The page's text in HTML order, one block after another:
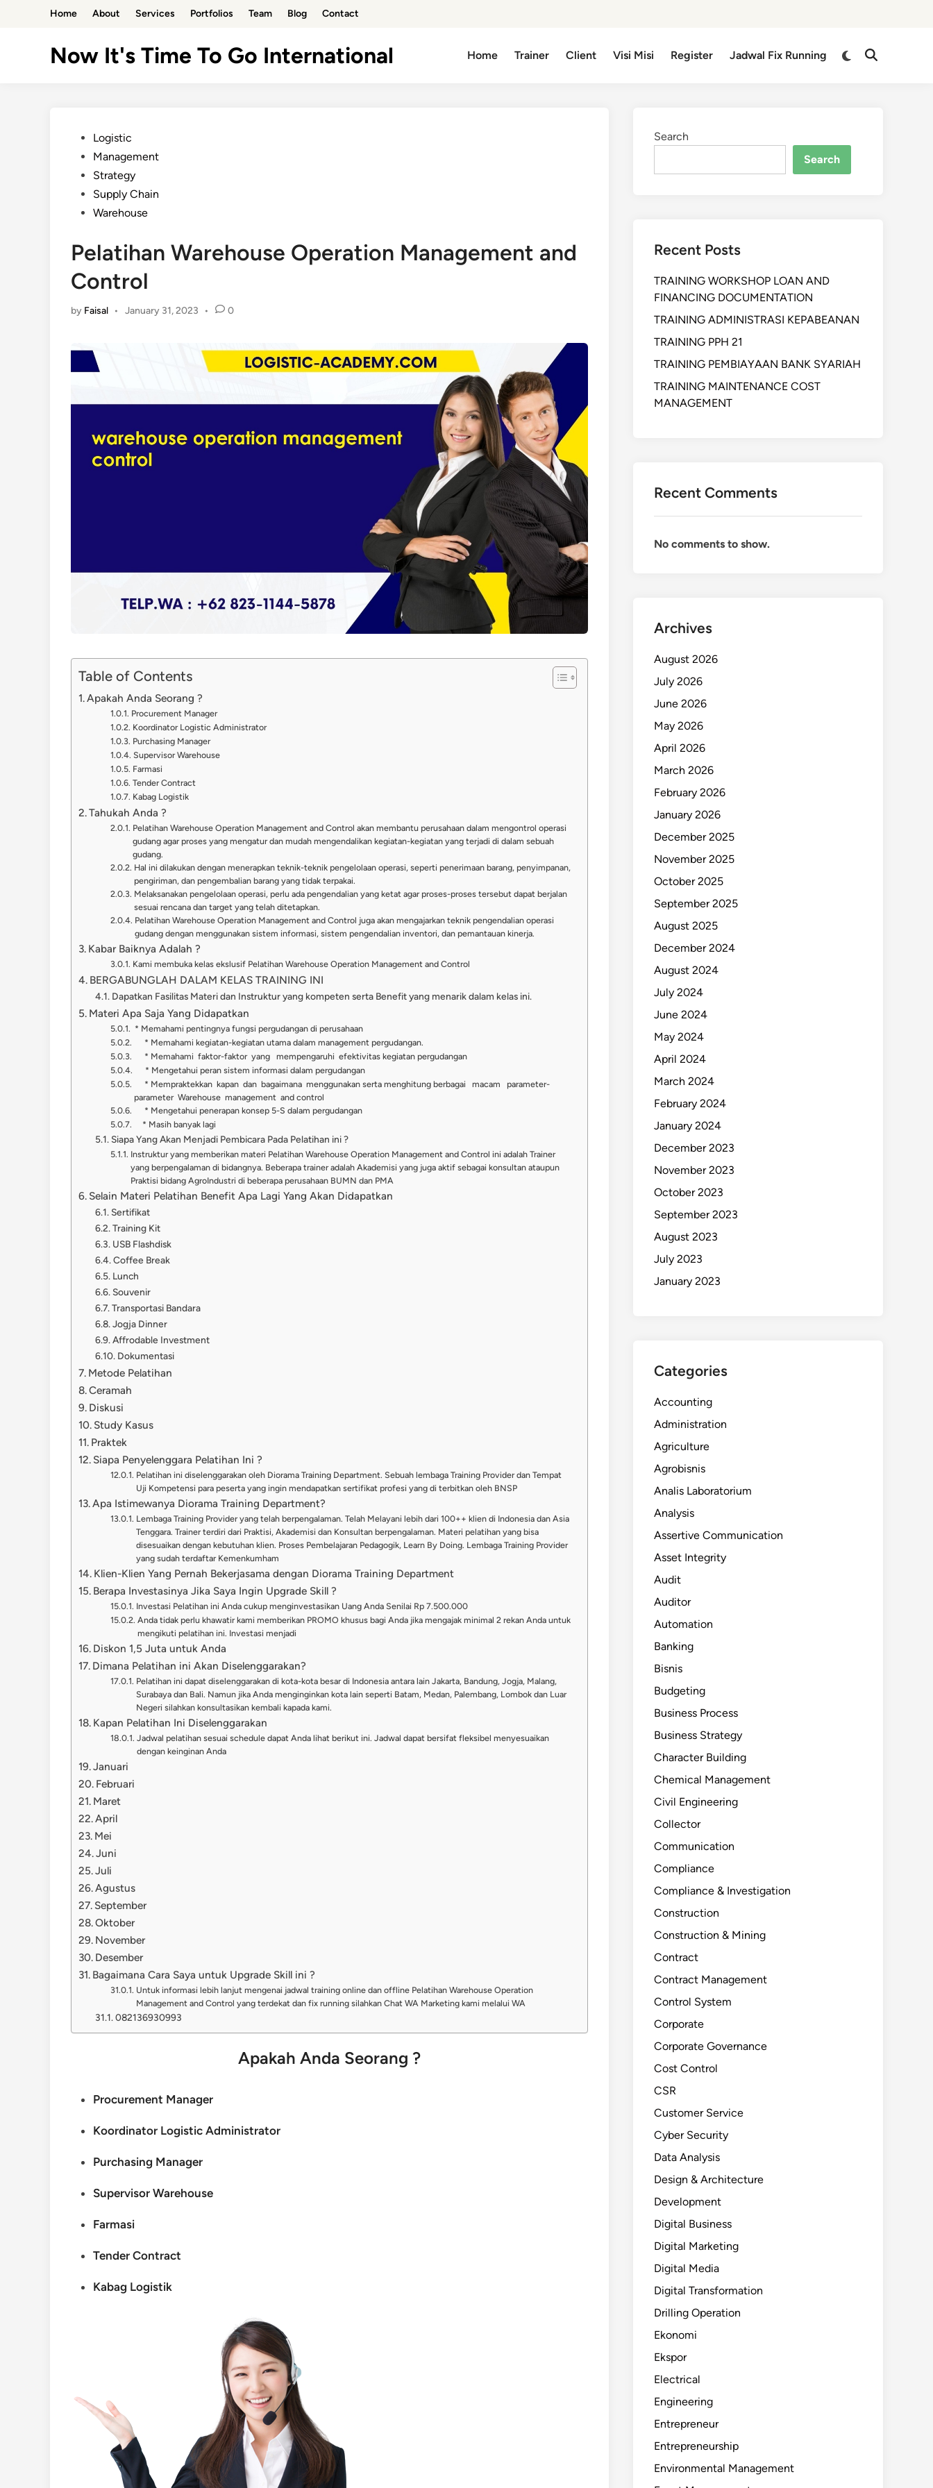
Home About Services Portfolios Team Blog Contact
Now It's Time To Go International Home Trainer Client Visi Misi Register Jadwal Fix Running
PostedLogistic
Management
Strategy
Supply Chain
Warehouse
Pelatihan Warehouse Operation Management and
Control
by Faisal • January 31, 2023 • 0
Table of Contents
Apakah Anda Seorang ?
Procurement Manager
Koordinator Logistic Administrator
Purchasing Manager
Supervisor Warehouse
Farmasi
Tender Contract
Kabag Logistik
Tahukah Anda ?
Pelatihan Warehouse Operation Management and Control akan membantu perusahaan dalam mengontrol operasi
gudang agar proses yang mengatur dan mudah mengendalikan kegiatan-kegiatan yang terjadi di dalam sebuah
gudang.
Hal ini dilakukan dengan menerapkan teknik-teknik pengelolaan operasi, seperti penerimaan barang, penyimpanan,
pengiriman, dan pengembalian barang yang tidak terpakai.
Melaksanakan pengelolaan operasi, perlu ada pengendalian yang ketat agar proses-proses tersebut dapat berjalan
sesuai rencana dan target yang telah ditetapkan.
Pelatihan Warehouse Operation Management and Control juga akan mengajarkan teknik pengendalian operasi
gudang dengan menggunakan sistem informasi, sistem pengendalian inventori, dan pemantauan kinerja.
Kabar Baiknya Adalah ?
Kami membuka kelas ekslusif Pelatihan Warehouse Operation Management and Control
BERGABUNGLAH DALAM KELAS TRAINING INI
Dapatkan Fasilitas Materi dan Instruktur yang kompeten serta Benefit yang menarik dalam kelas ini.
Materi Apa Saja Yang Didapatkan
* Memahami pentingnya fungsi pergudangan di perusahaan
* Memahami kegiatan-kegiatan utama dalam management pergudangan.
* Memahami faktor-faktor yang mempengaruhi efektivitas kegiatan pergudangan
* Mengetahui peran sistem informasi dalam pergudangan
* Mempraktekkan kapan dan bagaimana menggunakan serta menghitung berbagai macam parameter-
parameter Warehouse management and control
* Mengetahui penerapan konsep 5-S dalam pergudangan
* Masih banyak lagi
Siapa Yang Akan Menjadi Pembicara Pada Pelatihan ini ?
Instruktur yang memberikan materi Pelatihan Warehouse Operation Management and Control ini adalah Trainer
yang berpengalaman di bidangnya. Beberapa trainer adalah Akademisi yang juga aktif sebagai konsultan ataupun
Praktisi bidang AgroIndustri di beberapa perusahaan BUMN dan PMA
Selain Materi Pelatihan Benefit Apa Lagi Yang Akan Didapatkan
Sertifikat
Training Kit
USB Flashdisk
Coffee Break
Lunch
Souvenir
Transportasi Bandara
Jogja Dinner
Affrodable Investment
Dokumentasi
Metode Pelatihan
Ceramah
Diskusi
Study Kasus
Praktek
Siapa Penyelenggara Pelatihan Ini ?
Pelatihan ini diselenggarakan oleh Diorama Training Department. Sebuah lembaga Training Provider dan Tempat
Uji Kompetensi para peserta yang ingin mendapatkan sertifikat profesi yang di terbitkan oleh BNSP
Apa Istimewanya Diorama Training Department?
Lembaga Training Provider yang telah berpengalaman. Telah Melayani lebih dari 100++ klien di Indonesia dan Asia
Tenggara. Trainer terdiri dari Praktisi, Akademisi dan Konsultan berpengalaman. Materi pelatihan yang bisa
disesuaikan dengan kebutuhan klien. Proses Pembelajaran Pedagogik, Learn By Doing. Lembaga Training Provider
yang sudah terdaftar Kemenkumham
Klien-Klien Yang Pernah Bekerjasama dengan Diorama Training Department
Berapa Investasinya Jika Saya Ingin Upgrade Skill ?
Investasi Pelatihan ini Anda cukup menginvestasikan Uang Anda Senilai Rp 7.500.000
Anda tidak perlu khawatir kami memberikan PROMO khusus bagi Anda jika mengajak minimal 2 rekan Anda untuk
mengikuti pelatihan ini. Investasi menjadi
Diskon 1,5 Juta untuk Anda
Dimana Pelatihan ini Akan Diselenggarakan?
Pelatihan ini dapat diselenggarakan di kota-kota besar di Indonesia antara lain Jakarta, Bandung, Jogja, Malang,
Surabaya dan Bali. Namun jika Anda menginginkan kota lain seperti Batam, Medan, Palembang, Lombok dan Luar
Negeri silahkan konsultasikan kembali kapada kami.
Kapan Pelatihan Ini Diselenggarakan
Jadwal pelatihan sesuai schedule dapat Anda lihat berikut ini. Jadwal dapat bersifat fleksibel menyesuaikan
dengan keinginan Anda
Januari
Februari
Maret
April
Mei
Juni
Juli
Agustus
September
Oktober
November
Desember
Bagaimana Cara Saya untuk Upgrade Skill ini ?
Untuk informasi lebih lanjut mengenai jadwal training online dan offline Pelatihan Warehouse Operation
Management and Control yang terdekat dan fix running silahkan Chat WA Marketing kami melalui WA
082136930993
Apakah Anda Seorang ?
Procurement Manager
Koordinator Logistic Administrator
Purchasing Manager
Supervisor Warehouse
Farmasi
Tender Contract
Kabag Logistik
Search
Search
Recent Posts
TRAINING WORKSHOP LOAN AND
FINANCING DOCUMENTATION
TRAINING ADMINISTRASI KEPABEANAN
TRAINING PPH 21
TRAINING PEMBIAYAAN BANK SYARIAH
TRAINING MAINTENANCE COST
MANAGEMENT
Recent Comments
No comments to show.
Archives
August 2026
July 2026
June 2026
May 2026
April 2026
March 2026
February 2026
January 2026
December 2025
November 2025
October 2025
September 2025
August 2025
December 2024
August 2024
July 2024
June 2024
May 2024
April 2024
March 2024
February 2024
January 2024
December 2023
November 2023
October 2023
September 2023
August 2023
July 2023
January 2023
Categories
Accounting
Administration
Agriculture
Agrobisnis
Analis Laboratorium
Analysis
Assertive Communication
Asset Integrity
Audit
Auditor
Automation
Banking
Bisnis
Budgeting
Business Process
Business Strategy
Character Building
Chemical Management
Civil Engineering
Collector
Communication
Compliance
Compliance & Investigation
Construction
Construction & Mining
Contract
Contract Management
Control System
Corporate
Corporate Governance
Cost Control
CSR
Customer Service
Cyber Security
Data Analysis
Design & Architecture
Development
Digital Business
Digital Marketing
Digital Media
Digital Transformation
Drilling Operation
Ekonomi
Ekspor
Electrical
Engineering
Entrepreneur
Entrepreneurship
Environmental Management